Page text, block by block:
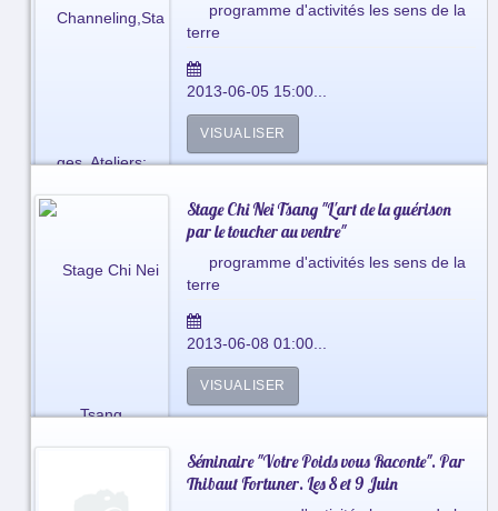
programme d'activités les sens de la
terre
2013-06-05 15:00...
VISUALISER
Stage Chi Nei Tsang "L'art de la guérison
par le toucher au ventre"
programme d'activités les sens de la
terre
2013-06-08 01:00...
VISUALISER
Séminaire "Votre Poids vous Raconte". Par
Thibaut Fortuner. Les 8 et 9 Juin